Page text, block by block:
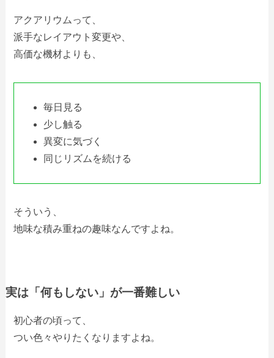
アクアリウムって、
派手なレイアウト変更や、
高価な機材よりも、
毎日見る
少し触る
異変に気づく
同じリズムを続ける
そういう、
地味な積み重ねの趣味なんですよね。
実は「何もしない」が一番難しい
初心者の頃って、
つい色々やりたくなりますよね。